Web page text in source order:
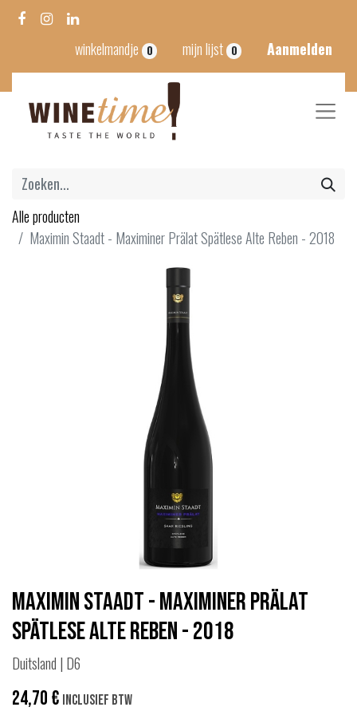
winkelmandje 0 mijn lijst 0 Aanmelden
Alle producten
Maximin Staadt - Maximiner Prälat Spätlese Alte Reben - 2018
Maximin Staadt - Maximiner Prälat
Spätlese Alte Reben - 2018
Duitsland | D6
24,70€ Inclusief btw